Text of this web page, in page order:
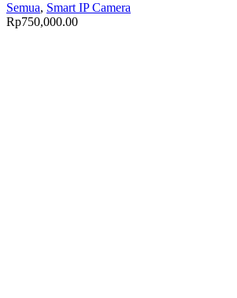
Semua, Smart IP Camera
Rp750,000.00